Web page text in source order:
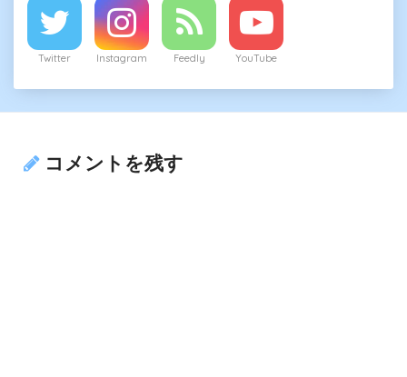
Twitter Instagram Feedly YouTube
コメントを残す